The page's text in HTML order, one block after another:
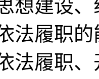
想建设
法履职
法履职